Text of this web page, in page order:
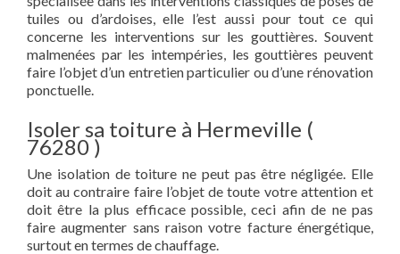
tuiles ou d’ardoises, elle l’est aussi pour tout ce qui
concerne les interventions sur les gouttières. Souvent
malmenées par les intempéries, les gouttières peuvent
faire l’objet d’un entretien particulier ou d’une rénovation
ponctuelle.
Isoler sa toiture à Hermeville (
76280 )
Une isolation de toiture ne peut pas être négligée. Elle
doit au contraire faire l’objet de toute votre attention et
doit être la plus efficace possible, ceci afin de ne pas
faire augmenter sans raison votre facture énergétique,
surtout en termes de chauffage.